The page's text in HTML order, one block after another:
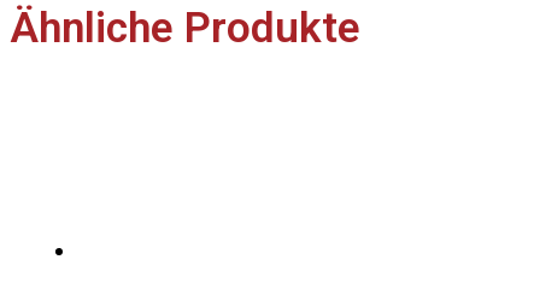
Ähnliche Produkte